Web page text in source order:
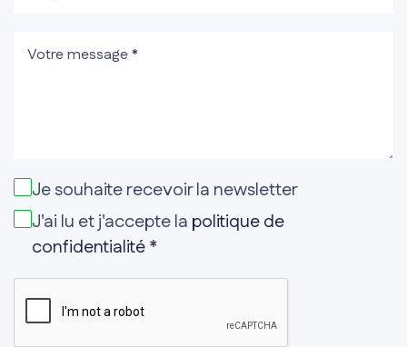
Je souhaite recevoir la newsletter
J'ai lu et j'accepte la politique de
confidentialité*